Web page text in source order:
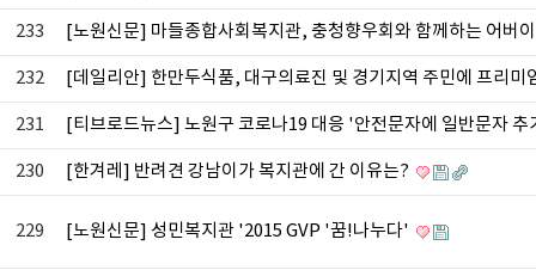
233 [노원신문] 마들종합사회복지관, 충청향우회와 함께하는 어버
232 [데일리안] 한만두식품, 대구의료진 및 경기지역 주민에 프리미
231 [티브로드뉴스] 노원구 코로나19 대응 '안전문자에 일반문자
230 [한겨레] 반려견 강남이가 복지관에 간 이유는?
229 [노원신문] 성민복지관 '2015 GVP '꿈!나누다'